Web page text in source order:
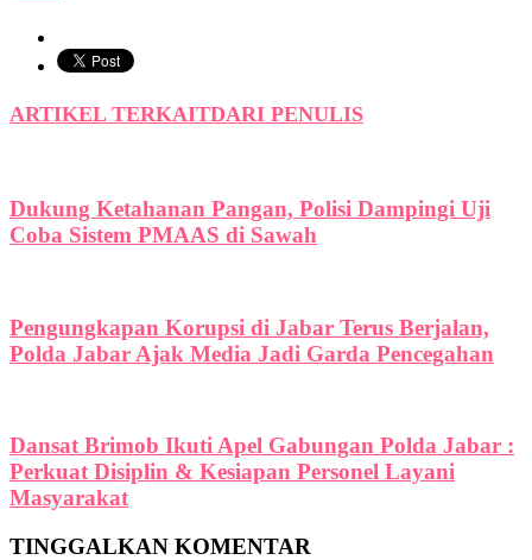
ARTIKEL TERKAITDARI PENULIS
Dukung Ketahanan Pangan, Polisi Dampingi Uji
Coba Sistem PMAAS di Sawah
Pengungkapan Korupsi di Jabar Terus Berjalan,
Polda Jabar Ajak Media Jadi Garda Pencegahan
Dansat Brimob Ikuti Apel Gabungan Polda Jabar :
Perkuat Disiplin & Kesiapan Personel Layani
Masyarakat
TINGGALKAN KOMENTAR